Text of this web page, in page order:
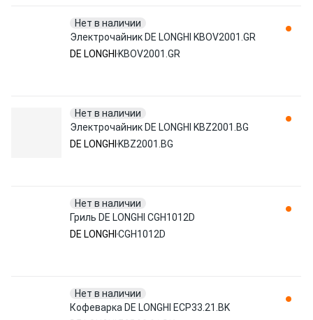
Нет в наличии
Электрочайник DE LONGHI KBOV2001.GR
DE LONGHI KBOV2001.GR
Нет в наличии
Электрочайник DE LONGHI KBZ2001.BG
DE LONGHI KBZ2001.BG
Нет в наличии
Гриль DE LONGHI CGH1012D
DE LONGHI CGH1012D
Нет в наличии
Кофеварка DE LONGHI ECP33.21.BK